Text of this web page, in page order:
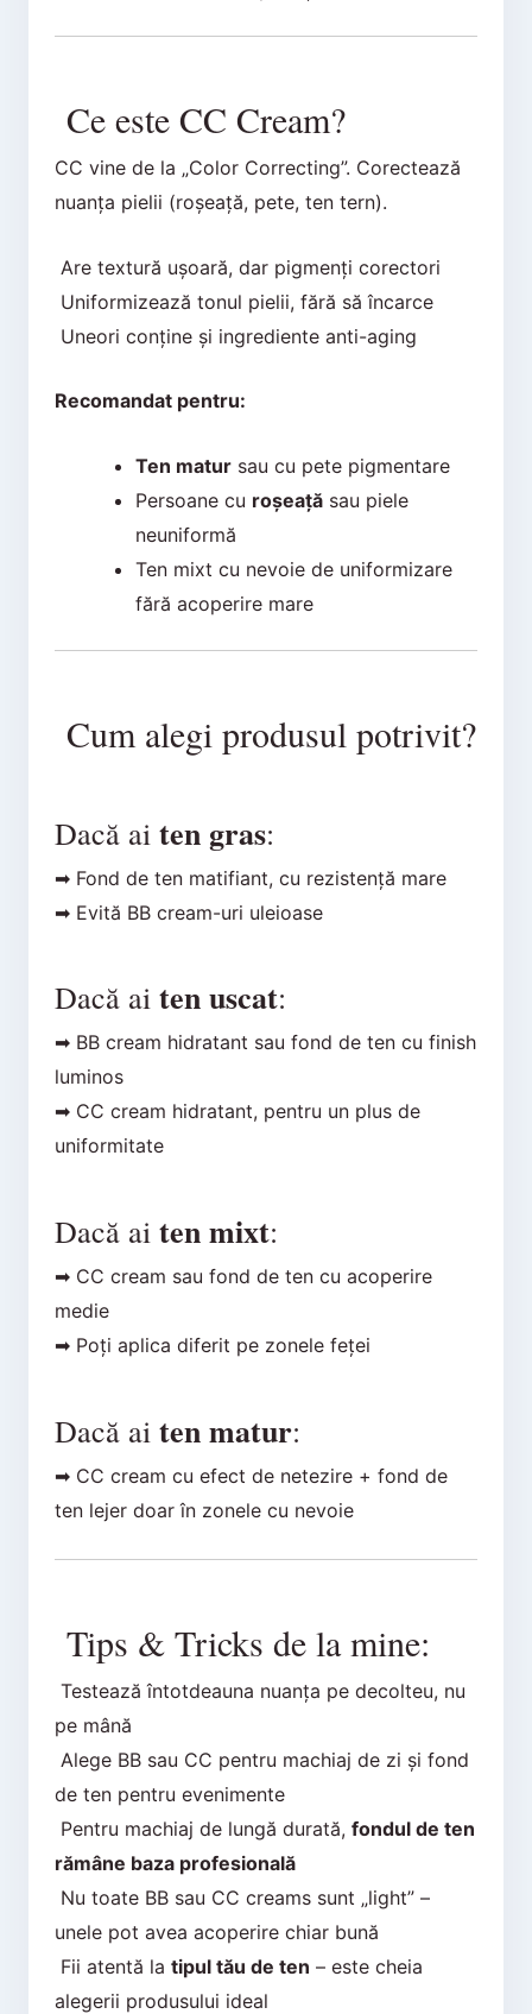
Ce este CC Cream?
CC vine de la „Color Correcting”. Corectează
nuanța pielii (roșeață, pete, ten tern).
Are textură ușoară, dar pigmenți corectori
Uniformizează tonul pielii, fără să încarce
Uneori conține și ingrediente anti-aging
Recomandat pentru:
Ten matursau cu pete pigmentare
Persoane cu roșeațăsau piele
neuniformă
Ten mixt cu nevoie de uniformizare
fără acoperire mare
Cum alegi produsul potrivit?
Dacă ai ten gras:
➡ Fond de ten matifiant, cu rezistență mare
➡ Evită BB cream-uri uleioase
Dacă ai ten uscat:
➡ BB cream hidratant sau fond de ten cu finish
luminos
➡ CC cream hidratant, pentru un plus de
uniformitate
Dacă ai ten mixt:
➡ CC cream sau fond de ten cu acoperire
medie
➡ Poți aplica diferit pe zonele feței
Dacă ai ten matur:
➡ CC cream cu efect de netezire + fond de
ten lejer doar în zonele cu nevoie
Tips & Tricks de la mine:
Testează întotdeauna nuanța pe decolteu, nu
pe mână
Alege BB sau CC pentru machiaj de zi și fond
de ten pentru evenimente
Pentru machiaj de lungă durată, fondul de ten
rămâne baza profesională
Nu toate BB sau CC creams sunt „light” –
unele pot avea acoperire chiar bună
Fii atentă la tipul tău de ten – este cheia
alegerii produsului ideal